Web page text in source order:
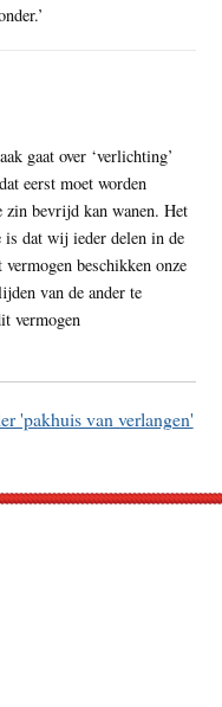
gaat over ‘verlichting’
eerst moet worden
bevrijd kan wanen. Het
is dat wij ieder delen in de
beschikken onze
van de ander te
vermogen
'pakhuis van verlangen'